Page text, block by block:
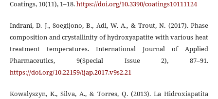
Coatings, 10(11), 1–18.https://doi.org/10.3390/coatings10111124
Indrani, D. J., Soegijono, B., Adi, W. A., & Trout, N. (2017). Phase
composition and crystallinity of hydroxyapatite with various heat
treatment temperatures. International Journal of Applied
Pharmaceutics, 9(Special Issue 2), 87–91.
https://doi.org/10.22159/ijap.2017.v9s2.21
Kowalyszyn, K., Silva, A., & Torres, Q. (2013). La Hidroxiapatita